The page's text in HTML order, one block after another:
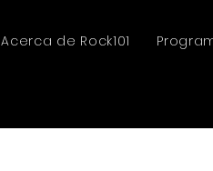
Acerca de Rock101